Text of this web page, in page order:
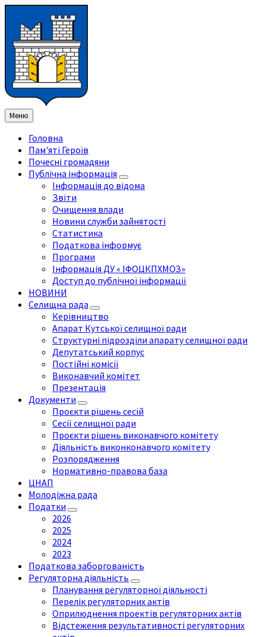
змісту
ліву
бічну
панель
праву
бічну
панель
нижнього
колонтитула
Меню
Головна
Пам'яті Героїв
Почесні громадяни
Публічна інформація
Інформація до відома
Звіти
Очищення влади
Новини служби зайнятості
Статистика
Податкова інформує
Програми
Інформація ДУ « ІФОЦКПХМОЗ»
Доступ до публічної інформації
НОВИНИ
Селищна рада
Керівництво
Апарат Кутської селищної ради
Структурні підрозділи апарату селищної ради
Депутатський корпус
Постійні комісії
Виконавчий комітет
Презентація
Документи
Проєкти рішень сесій
Сесії селищної ради
Проєкти рішень виконавчого комітету
Діяльність виконконавчого комітету
Розпорядження
Нормативно-правова база
ЦНАП
Молодіжна рада
Податки
2026
2025
2024
2023
Податкова заборгованість
Регуляторна діяльність
Планування регуляторної діяльності
Перелік регуляторних актів
Оприлюднення проектів регуляторних актів
Відстеження результативності регуляторних